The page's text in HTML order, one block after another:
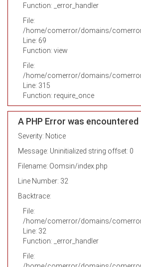
Function: _error_handler
File:
/home/comerror/domains/
Line: 69
Function: view
File:
/home/comerror/domains/
Line: 315
Function: require_once
A PHP Error was encountered
Severity: Notice
Message: Uninitialized string offset: 0
Filename: Oomsin/index.php
Line Number: 32
Backtrace:
File:
/home/comerror/domains/
Line: 32
Function: _error_handler
File: